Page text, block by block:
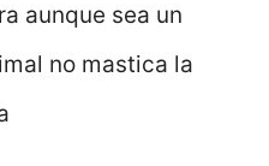
aunque sea un
no mastica la